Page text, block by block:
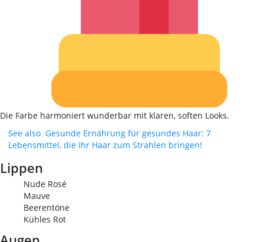
Die Farbe harmoniert wunderbar mit klaren, soften Looks.
See also Gesunde Ernährung für gesundes Haar: 7
Lebensmittel, die Ihr Haar zum Strahlen bringen!
Lippen
Nude Rosé
Mauve
Beerentöne
Kühles Rot